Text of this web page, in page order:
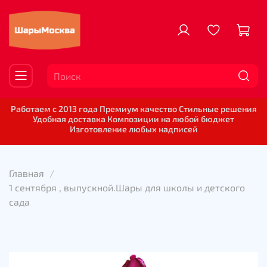
Работаем с 2013 года Премиум качество Стильные решения
Удобная доставка Композиции на любой бюджет
Изготовление любых надписей
Главная
1 сентября , выпускной.Шары для школы и детского
сада